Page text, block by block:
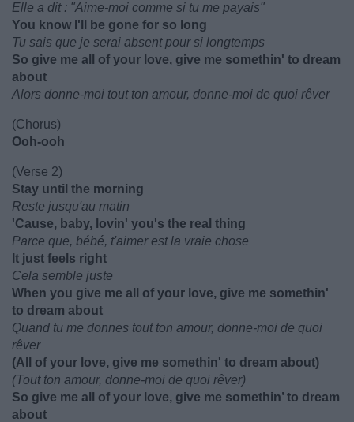
Elle a dit : "Aime-moi comme si tu me payais"
You know I'll be gone for so long
Tu sais que je serai absent pour si longtemps
So give me all of your love, give me somethin' to dream
about
Alors donne-moi tout ton amour, donne-moi de quoi rêver
(Chorus)
Ooh-ooh
(Verse 2)
Stay until the morning
Reste jusqu'au matin
'Cause, baby, lovin' you's the real thing
Parce que, bébé, t'aimer est la vraie chose
It just feels right
Cela semble juste
When you give me all of your love, give me somethin'
to dream about
Quand tu me donnes tout ton amour, donne-moi de quoi
rêver
(All of your love, give me somethin' to dream about)
(Tout ton amour, donne-moi de quoi rêver)
So give me all of your love, give me somethin’ to dream
about